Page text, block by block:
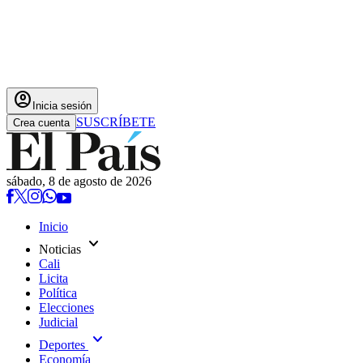
account_circle Inicia sesión
Crea cuenta SUSCRÍBETE
sábado, 8 de agosto de 2026
Inicio
Noticias expand_more
Cali
Licita
Política
Elecciones
Judicial
Deportes expand_more
Economía